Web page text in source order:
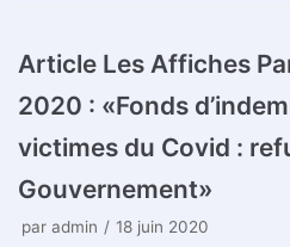
Article Les Affiches
2020 : «Fonds
victimes du Covid :
Gouvernement»
par admin 18 juin 2020